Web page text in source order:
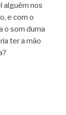
alguém nos
e com o
o som duma
ter a mão